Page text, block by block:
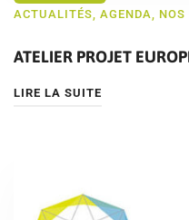
ACTUALITÉS AGENDA NOS
ATELIER PROJET
LIRE LA SUITE